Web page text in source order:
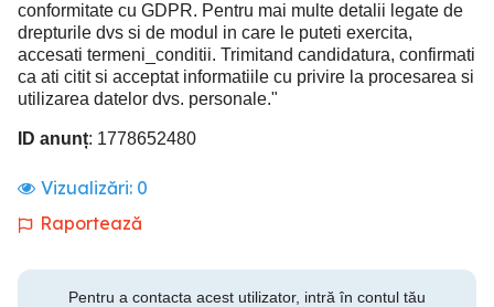
conformitate cu GDPR. Pentru mai multe detalii legate de
drepturile dvs si de modul in care le puteti exercita,
accesati termeni_conditii. Trimitand candidatura, confirmati
ca ati citit si acceptat informatiile cu privire la procesarea si
utilizarea datelor dvs. personale."
ID anunț: 1778652480
Vizualizări: 0
Raportează
Pentru a contacta acest utilizator, intră în contul tău